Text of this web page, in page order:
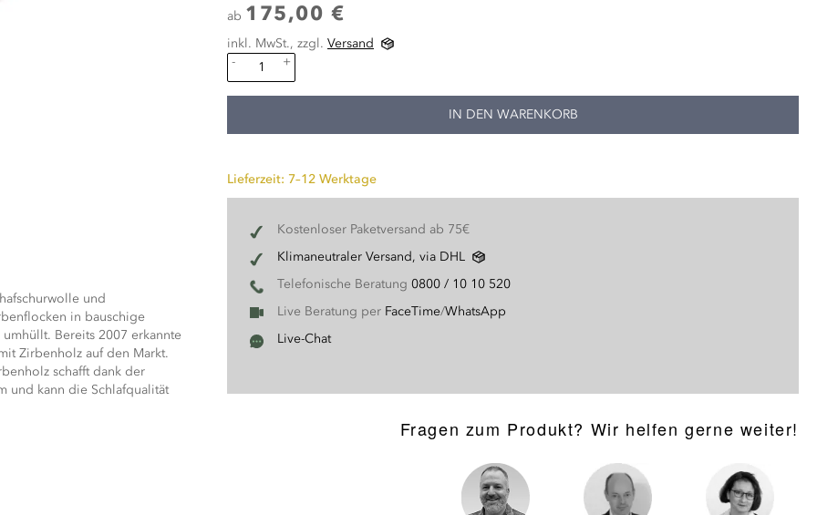
ab 175,00 €
inkl. MwSt., zzgl. Versand
-
+
IN DEN WARENKORB
Lieferzeit: 7–12 Werktage
Kostenloser Paketversand ab 75€
Klimaneutraler Versand, via DHL
Telefonische Beratung 0800 / 10 10 520
Live Beratung per FaceTime/WhatsApp
Live-Chat
Fragen zum Produkt? Wir helfen gerne weiter!
und
in bauschige
Bereits 2007 erkannte
Zirbenholz auf den Markt.
schafft dank der
und kann die Schlafqualität